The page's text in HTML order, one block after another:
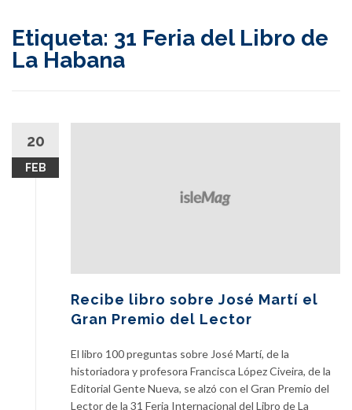
Etiqueta: 31 Feria del Libro de
La Habana
20
FEB
Recibe libro sobre José Martí el
Gran Premio del Lector
El libro 100 preguntas sobre José Martí, de la
historiadora y profesora Francisca López Civeira, de la
Editorial Gente Nueva, se alzó con el Gran Premio del
Lector de la 31 Feria Internacional del Libro de La